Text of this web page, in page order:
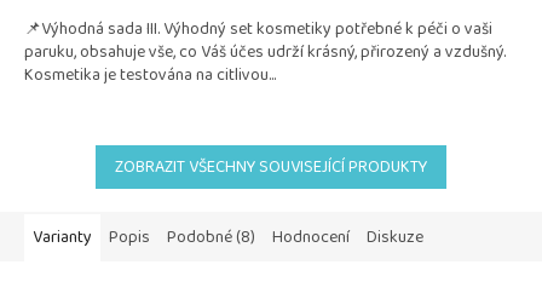
z
5
hvězdiček.
📌Výhodná sada III. Výhodný set kosmetiky potřebné k péči o vaši
paruku, obsahuje vše, co Váš účes udrží krásný, přirozený a vzdušný.
Kosmetika je testována na citlivou...
ZOBRAZIT VŠECHNY SOUVISEJÍCÍ PRODUKTY
Varianty Popis Podobné (8) Hodnocení Diskuze